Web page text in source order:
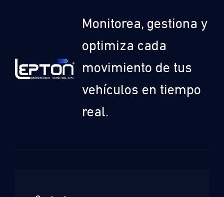
Monitorea, gestiona y
optimiza cada
movimiento de tus
vehículos en tiempo
real.